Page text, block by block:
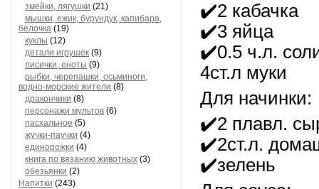
змейки, лягушки (21)
мышки, ежик, бурундук, капибара,
белочка (19)
куклы (12)
детали игрушек (9)
лисички, еноты (9)
рыбки, черепашки, осьминоги,
водно-морские жители (8)
дракончики (8)
персонажи мультов (6)
пасхальное (5)
жучки-паучки (4)
единорожки (4)
книга по вязанию животных (3)
обезьянки (2)
Напитки (243)
✔️2 кабачка
✔️3 яйца
✔️0.5 ч.л.
4ст.л муки
Для начинки:
✔️2 плавл.
✔️2ст.л.
✔️зелень